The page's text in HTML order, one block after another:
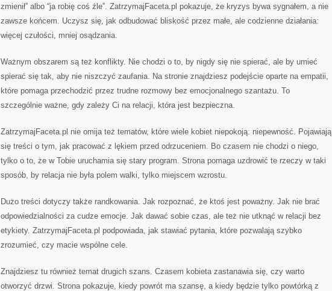
zmienił” albo “ja robię coś źle”. ZatrzymajFaceta.pl pokazuje, że kryzys bywa sygnałem, a nie
zawsze końcem. Uczysz się, jak odbudować bliskość przez małe, ale codzienne działania:
więcej czułości, mniej osądzania.
Ważnym obszarem są też konflikty. Nie chodzi o to, by nigdy się nie spierać, ale by umieć
spierać się tak, aby nie niszczyć zaufania. Na stronie znajdziesz podejście oparte na empatii,
które pomaga przechodzić przez trudne rozmowy bez emocjonalnego szantażu. To
szczególnie ważne, gdy zależy Ci na relacji, która jest bezpieczna.
ZatrzymajFaceta.pl nie omija też tematów, które wiele kobiet niepokoją: niepewność. Pojawiają
się treści o tym, jak pracować z lękiem przed odrzuceniem. Bo czasem nie chodzi o niego,
tylko o to, że w Tobie uruchamia się stary program. Strona pomaga uzdrowić te rzeczy w taki
sposób, by relacja nie była polem walki, tylko miejscem wzrostu.
Dużo treści dotyczy także randkowania. Jak rozpoznać, że ktoś jest poważny. Jak nie brać
odpowiedzialności za cudze emocje. Jak dawać sobie czas, ale też nie utknąć w relacji bez
etykiety. ZatrzymajFaceta.pl podpowiada, jak stawiać pytania, które pozwalają szybko
zrozumieć, czy macie wspólne cele.
Znajdziesz tu również temat drugich szans. Czasem kobieta zastanawia się, czy warto
otworzyć drzwi. Strona pokazuje, kiedy powrót ma szansę, a kiedy będzie tylko powtórką z